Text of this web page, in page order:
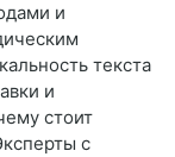
и
текста
и
стоит
с